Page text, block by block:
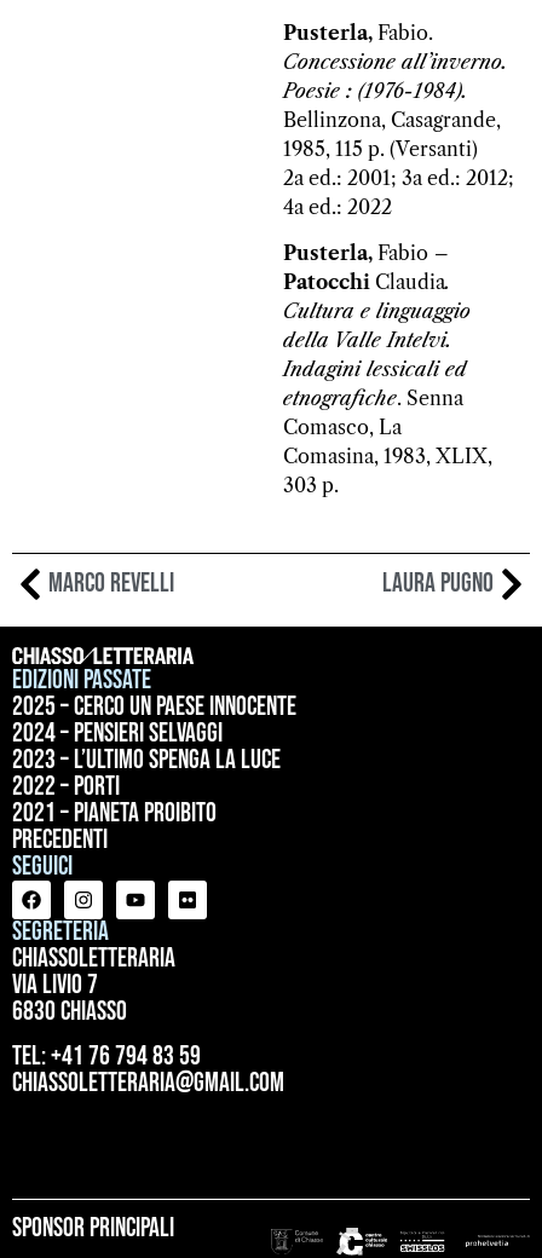
Pusterla, Fabio.
Concessione all’inverno.
Poesie : (1976-1984).
Bellinzona, Casagrande,
1985, 115 p. (Versanti)
2a ed.: 2001; 3a ed.: 2012;
4a ed.: 2022
Pusterla, Fabio –
Patocchi Claudia.
Cultura e linguaggio
della Valle Intelvi.
Indagini lessicali ed
etnografiche. Senna
Comasco, La
Comasina, 1983, XLIX,
303 p.
Marco Revelli Laura Pugno
Edizioni passate
2025 – Cerco un paese innocente
2024 – Pensieri selvaggi
2023 – L’ultimo spenga la luce
2022 – Porti
2021 – Pianeta proibito
precedenti
Seguici
Segreteria
ChiassoLetteraria
Via Livio 7
6830 Chiasso
tel: +41 76 794 83 59
chiassoletteraria@gmail.com
Sponsor principali